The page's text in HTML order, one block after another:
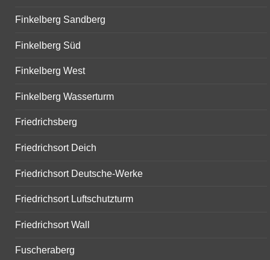
Finkelberg Sandberg
Finkelberg Süd
Finkelberg West
Finkelberg Wasserturm
Friedrichsberg
Friedrichsort Deich
Friedrichsort Deutsche-Werke
Friedrichsort Luftschutzturm
Friedrichsort Wall
Fuscheraberg